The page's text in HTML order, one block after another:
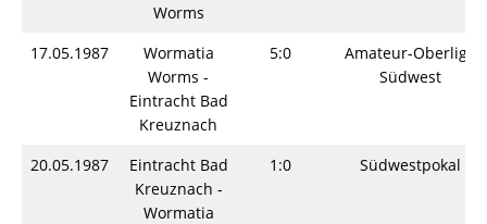
Worms
17.05.1987
Wormatia
Worms -
Eintracht Bad
Kreuznach
5:0
Amateur-Oberliga
Südwest
20.05.1987
Eintracht Bad
Kreuznach -
Wormatia
1:0 Südwestpokal